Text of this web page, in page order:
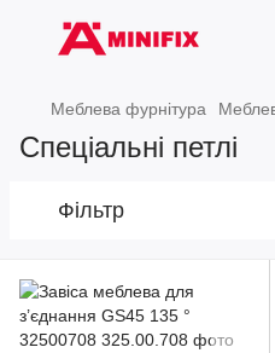
Меблева фурнітура
Спеціальні петлі
Фільтр